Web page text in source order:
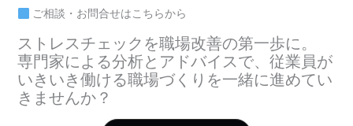
ご相談・お問合せはこちらから
ストレスチェックを職場改善の第一歩に。
専門家による分析とアドバイスで、従業員が
いきいき働ける職場づくりを一緒に進めてい
きませんか？